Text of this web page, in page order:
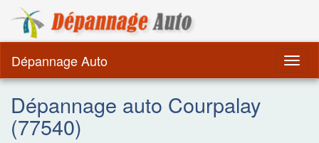
Dépannage Auto
Dépannage auto Courpalay
(77540)